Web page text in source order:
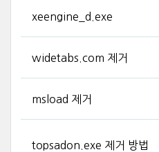
xeengine_d.exe
widetabs.com 제거
msload 제거
topsadon.exe 제거 방법